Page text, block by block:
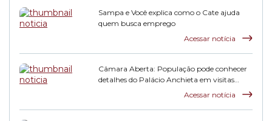
Sampa e Você explica como o Cate ajuda
quem busca emprego
Acessar notícia
Câmara Aberta: População pode conhecer
detalhes do Palácio Anchieta em visitas
Acessar notícia